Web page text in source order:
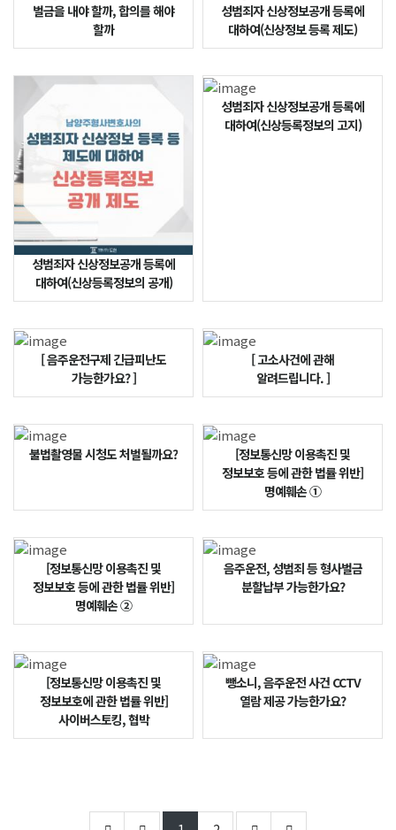
벌금을 내야 할까, 합의를 해야
할까
성범죄자 신상정보공개 등록에
대하여(신상정보 등록 제도)
성범죄자 신상정보공개 등록에
대하여(신상등록정보의 공개)
성범죄자 신상정보공개 등록에
대하여(신상등록정보의 고지)
[ 음주운전구제 긴급피난도
가능한가요? ]
[ 고소사건에 관해
알려드립니다. ]
불법촬영물 시청도 처벌될까요?
[정보통신망 이용촉진 및
정보보호 등에 관한 법률 위반]
명예훼손 ①
[정보통신망 이용촉진 및
정보보호 등에 관한 법률 위반]
명예훼손 ②
음주운전, 성범죄 등 형사벌금
분할납부 가능한가요?
[정보통신망 이용촉진 및
정보보호에 관한 법률 위반]
사이버스토킹, 협박
뺑소니, 음주운전 사건 CCTV
열람 제공 가능한가요?